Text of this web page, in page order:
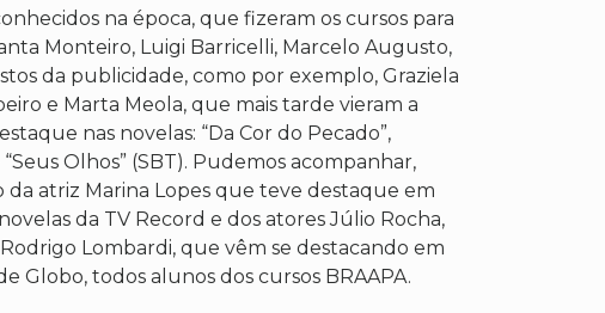
na época, que fizeram os cursos para
Monteiro, Luigi Barricelli, Marcelo Augusto,
da publicidade, como por exemplo, Graziela
e Marta Meola, que mais tarde vieram a
nas novelas: “Da Cor do Pecado”,
“Seus Olhos” (SBT). Pudemos acompanhar,
atriz Marina Lopes que teve destaque em
da TV Record e dos atores Júlio Rocha,
Lombardi, que vêm se destacando em
Globo, todos alunos dos cursos BRAAPA.